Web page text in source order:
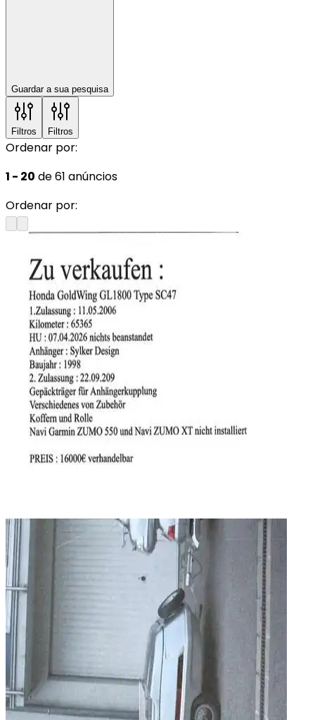
Guardar a sua pesquisa
Filtros Filtros
Ordenar por:
1 - 20 de 61 anúncios
Ordenar por: